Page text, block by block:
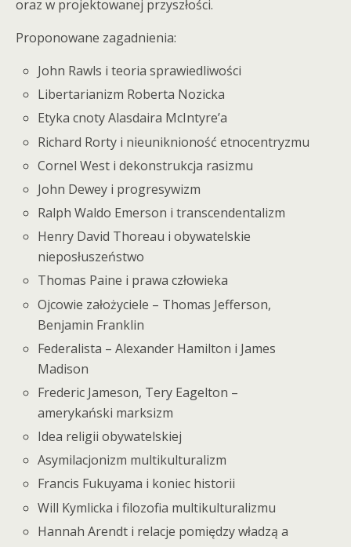
oraz w projektowanej przyszłości.
Proponowane zagadnienia:
John Rawls i teoria sprawiedliwości
Libertarianizm Roberta Nozicka
Etyka cnoty Alasdaira McIntyre’a
Richard Rorty i nieuniknioność etnocentryzmu
Cornel West i dekonstrukcja rasizmu
John Dewey i progresywizm
Ralph Waldo Emerson i transcendentalizm
Henry David Thoreau i obywatelskie
nieposłuszeństwo
Thomas Paine i prawa człowieka
Ojcowie założyciele – Thomas Jefferson,
Benjamin Franklin
Federalista – Alexander Hamilton i James
Madison
Frederic Jameson, Tery Eagelton –
amerykański marksizm
Idea religii obywatelskiej
Asymilacjonizm multikulturalizm
Francis Fukuyama i koniec historii
Will Kymlicka i filozofia multikulturalizmu
Hannah Arendt i relacje pomiędzy władzą a